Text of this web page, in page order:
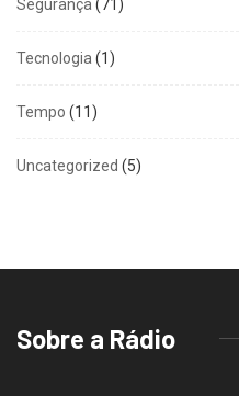
Segurança (71)
Tecnologia (1)
Tempo (11)
Uncategorized (5)
Sobre a Rádio